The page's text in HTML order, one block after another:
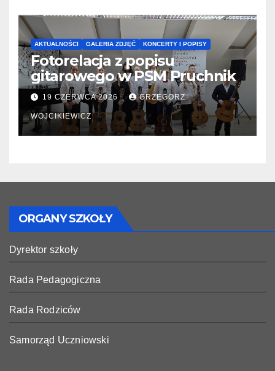
AKTUALNOŚCI GALERIA ZDJĘĆ KONCERTY I POPISY
Fotorelacja z popisu
gitarowego w PSM Pruchnik
19 CZERWCA 2026 GRZEGORZ
WOJCIKIEWICZ
ORGANY SZKOŁY
Dyrektor szkoły
Rada Pedagogiczna
Rada Rodziców
Samorząd Uczniowski